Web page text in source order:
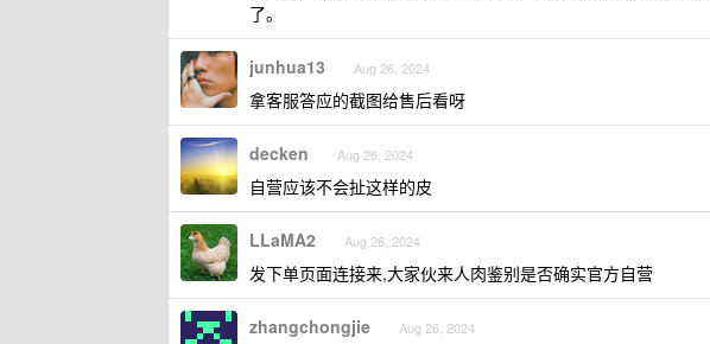
了。
junhua13 Aug 26, 2024
拿客服答应的截图给售后看呀
decken Aug 26, 2024
自营应该不会扯这样的皮
LLaMA2 Aug 26, 2024
发下单页面连接来,大家伙来人肉鉴别是否确实官方自营
zhangchongjie Aug 26, 2024